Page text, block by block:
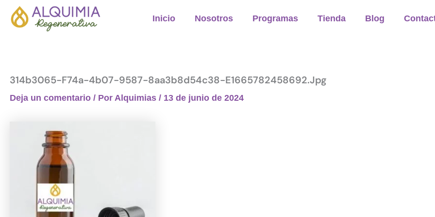
Inicio Nosotros Programas Tienda Blog
314b3065-F74a-4b07-9587-8aa3b8d54c38-E1665782458692.jpg
Deja un comentario / Por Alquimias / 13 de junio de 2024